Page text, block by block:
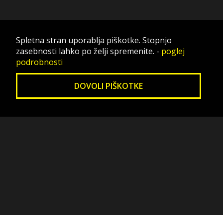
Spletna stran uporablja piškotke. Stopnjo
zasebnosti lahko po želji spremenite. - poglej
podrobnosti
DOVOLI PIŠKOTKE